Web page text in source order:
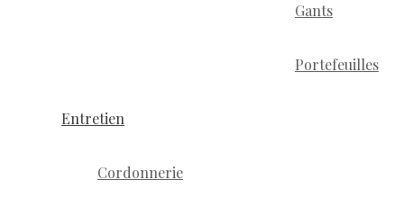
Gants
Portefeuilles
Entretien
Cordonnerie